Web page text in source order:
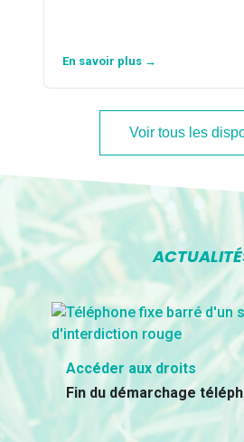
En savoir plus →
Voir tous les
Accéder aux droits
Fin du démarchage